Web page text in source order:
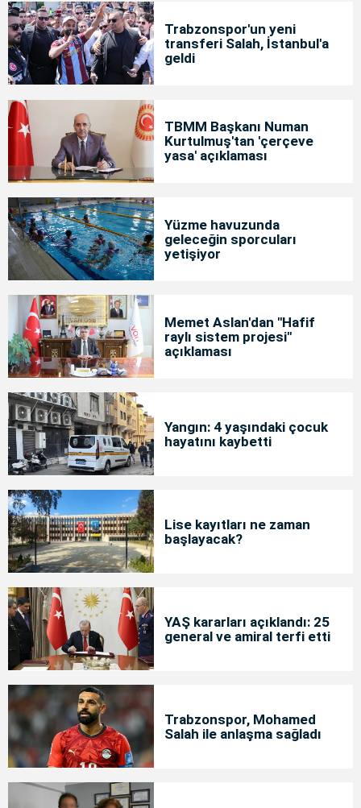
Trabzonspor'un yeni
transferi Salah, İstanbul'a
geldi
TBMM Başkanı Numan
Kurtulmuş'tan 'çerçeve
yasa' açıklaması
Yüzme havuzunda
geleceğin sporcuları
yetişiyor
Memet Aslan'dan "Hafif
raylı sistem projesi"
açıklaması
Yangın: 4 yaşındaki çocuk
hayatını kaybetti
Lise kayıtları ne zaman
başlayacak?
YAŞ kararları açıklandı: 25
general ve amiral terfi etti
Trabzonspor, Mohamed
Salah ile anlaşma sağladı